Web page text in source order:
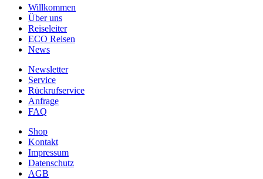
Willkommen
Über uns
Reiseleiter
ECO Reisen
News
Newsletter
Service
Rückrufservice
Anfrage
FAQ
Shop
Kontakt
Impressum
Datenschutz
AGB